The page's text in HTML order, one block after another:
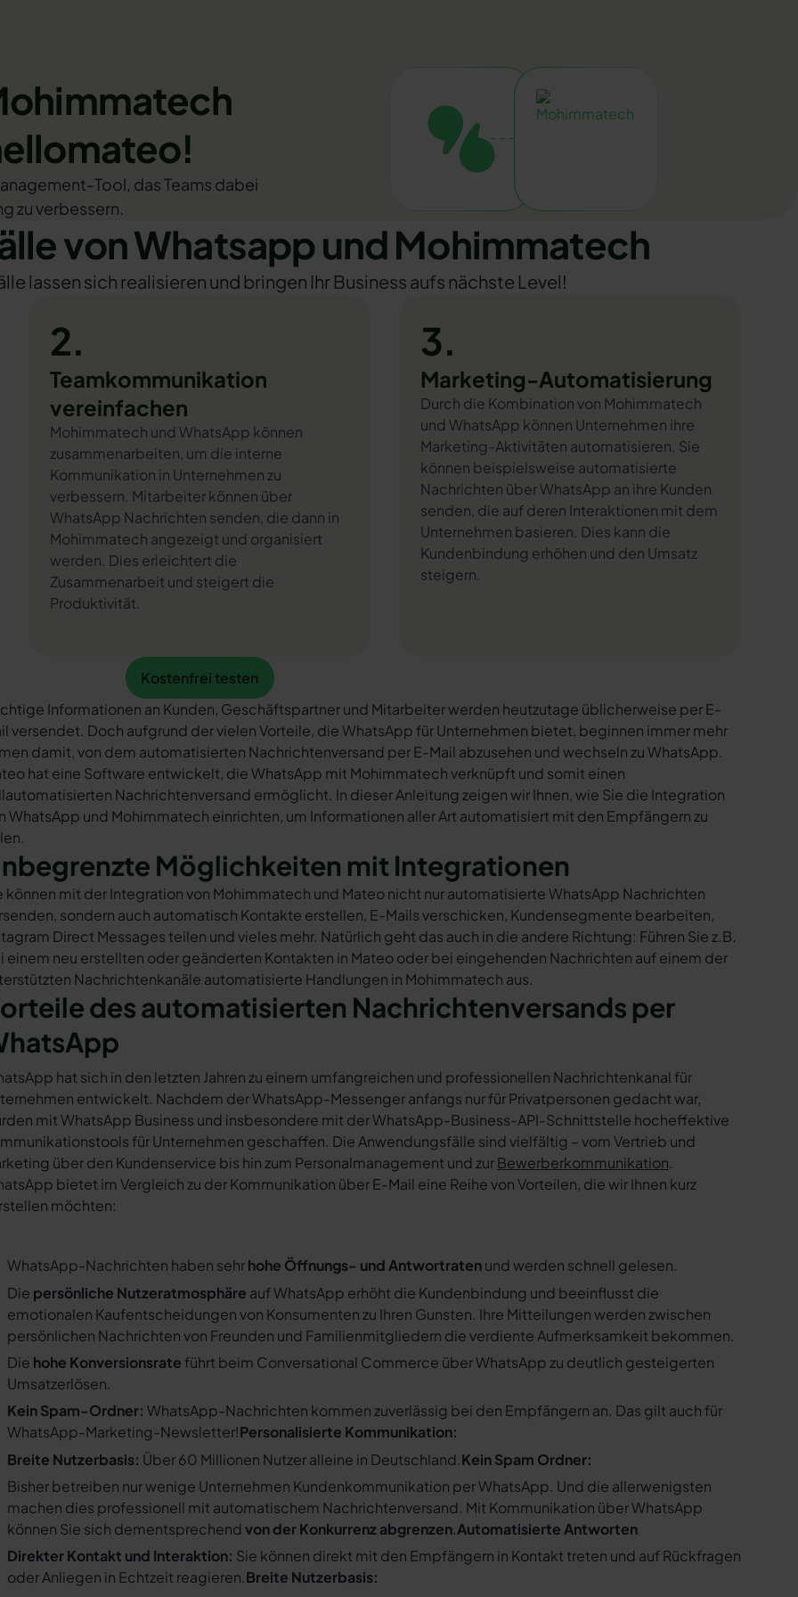
Tool, das Teams dabei
zu verbessern.
von Whatsapp und Mohimmatech
lassen sich realisieren und bringen Ihr Business aufs nächste Level!
2.
Teamkommunikation
vereinfachen
Mohimmatech und WhatsApp können
zusammenarbeiten, um die interne
Kommunikation in Unternehmen zu
verbessern. Mitarbeiter können über
WhatsApp Nachrichten senden, die dann in
Mohimmatech angezeigt und organisiert
werden. Dies erleichtert die
Zusammenarbeit und steigert die
Produktivität.
3.
Marketing-Automatisierung
Durch die Kombination von Mohimmatech
und WhatsApp können Unternehmen ihre
Marketing-Aktivitäten automatisieren. Sie
können beispielsweise automatisierte
Nachrichten über WhatsApp an ihre Kunden
senden, die auf deren Interaktionen mit dem
Unternehmen basieren. Dies kann die
Kundenbindung erhöhen und den Umsatz
steigern.
Kostenfrei testen
Kostenfrei testen
Informationen an Kunden, Geschäftspartner und Mitarbeiter werden heutzutage üblicherweise per E-
versendet. Doch aufgrund der vielen Vorteile, die WhatsApp für Unternehmen bietet, beginnen immer mehr
damit, von dem automatisierten Nachrichtenversand per E-Mail abzusehen und wechseln zu WhatsApp.
hat eine Software entwickelt, die WhatsApp mit Mohimmatech verknüpft und somit einen
Nachrichtenversand ermöglicht. In dieser Anleitung zeigen wir Ihnen, wie Sie die Integration
WhatsApp und Mohimmatech einrichten, um Informationen aller Art automatisiert mit den Empfängern zu
Möglichkeiten mit Integrationen
können mit der Integration von Mohimmatech und Mateo nicht nur automatisierte WhatsApp Nachrichten
sondern auch automatisch Kontakte erstellen, E-Mails verschicken, Kundensegmente bearbeiten,
Direct Messages teilen und vieles mehr. Natürlich geht das auch in die andere Richtung: Führen Sie z.B.
einem neu erstellten oder geänderten Kontakten in Mateo oder bei eingehenden Nachrichten auf einem der
Nachrichtenkanäle automatisierte Handlungen in Mohimmatech aus.
des automatisierten Nachrichtenversands per
hat sich in den letzten Jahren zu einem umfangreichen und professionellen Nachrichtenkanal für
entwickelt. Nachdem der WhatsApp-Messenger anfangs nur für Privatpersonen gedacht war,
mit WhatsApp Business und insbesondere mit der WhatsApp-Business-API-Schnittstelle hocheffektive
für Unternehmen geschaffen. Die Anwendungsfälle sind vielfältig – vom Vertrieb und
über den Kundenservice bis hin zum Personalmanagement und zurBewerberkommunikation.
bietet im Vergleich zu der Kommunikation über E-Mail eine Reihe von Vorteilen, die wir Ihnen kurz
möchten:
WhatsApp-Nachrichten haben sehrhohe Öffnungs- und Antwortratenund werden schnell gelesen.
Die persönliche Nutzeratmosphäre auf WhatsApp erhöht die Kundenbindung und beeinflusst die
emotionalen Kaufentscheidungen von Konsumenten zu Ihren Gunsten. Ihre Mitteilungen werden zwischen
persönlichen Nachrichten von Freunden und Familienmitgliedern die verdiente Aufmerksamkeit bekommen.
Die hohe Konversionsrate führt beim Conversational Commerce über WhatsApp zu deutlich gesteigerten
Umsatzerlösen.
Kein Spam-Ordner: WhatsApp-Nachrichten kommen zuverlässig bei den Empfängern an. Das gilt auch für
WhatsApp-Marketing-Newsletter!Personalisierte Kommunikation:
Breite Nutzerbasis: Über 60 Millionen Nutzer alleine in Deutschland.Kein Spam Ordner:
Bisher betreiben nur wenige Unternehmen Kundenkommunikation per WhatsApp. Und die allerwenigsten
machen dies professionell mit automatischem Nachrichtenversand. Mit Kommunikation über WhatsApp
können Sie sich dementsprechendvon der Konkurrenz abgrenzen.Automatisierte Antworten
Direkter Kontakt und Interaktion: Sie können direkt mit den Empfängern in Kontakt treten und auf Rückfragen
oder Anliegen in Echtzeit reagieren.Breite Nutzerbasis: